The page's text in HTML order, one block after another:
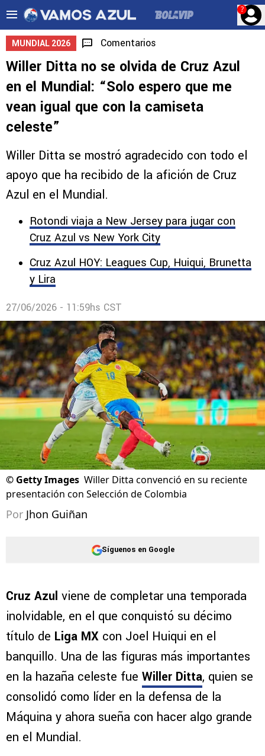
?
MUNDIAL 2026 Comentarios
Willer Ditta no se olvida de Cruz Azul
en el Mundial: “Solo espero que me
vean igual que con la camiseta
celeste”
Willer Ditta se mostró agradecido con todo el
apoyo que ha recibido de la afición de Cruz
Azul en el Mundial.
Rotondi viaja a New Jersey para jugar con
Cruz Azul vs New York City
Cruz Azul HOY: Leagues Cup, Huiqui, Brunetta
y Lira
27/06/2026 - 11:59hs CST
© Getty Images Willer Ditta convenció en su reciente
presentación con Selección de Colombia
Por Jhon Guiñan
Síguenos en Google
Cruz Azul viene de completar una temporada
inolvidable, en el que conquistó su décimo
título de Liga MX con Joel Huiqui en el
banquillo. Una de las figuras más importantes
en la hazaña celeste fue Willer Ditta, quien se
consolidó como líder en la defensa de la
Máquina y ahora sueña con hacer algo grande
en el Mundial.